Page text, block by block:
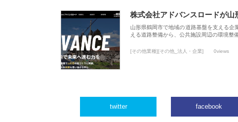
株式会社アドバンスロードが
山形県鶴岡市で地域の道路基盤を支える企
える道路整備から、公共施設周辺の環境整
[その他業種][その他_法人・企業] 0views
twitter facebook